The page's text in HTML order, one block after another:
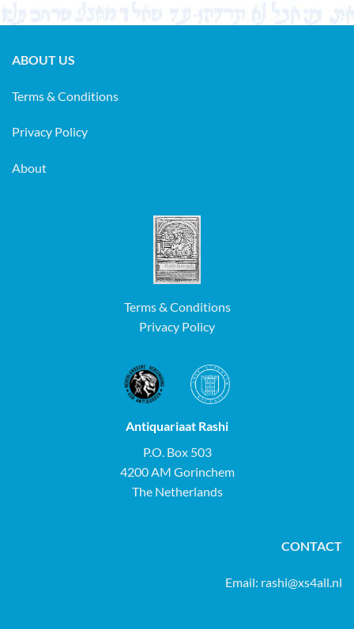
ABOUT US
Terms & Conditions
Privacy Policy
About
Terms & Conditions
Privacy Policy
Antiquariaat Rashi
P.O. Box 503
4200 AM Gorinchem
The Netherlands
CONTACT
Email: rashi@xs4all.nl